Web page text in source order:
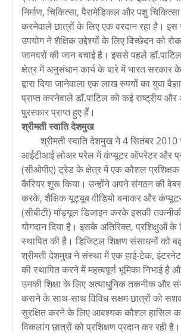
निर्माण, चिकित्सा, पैरामेडिकल और पशु
करनेवाले छात्रों के लिए एक वरदान रहा है।
उपयोग ने शैक्षिक उद्देश्यों के लिए विच्छेदन को
जानवरों की जान बचाई है। इससे पहले
क्षेत्र में अनुसंधान कार्य के बारे में भारत
द्वारा दिया जानेवाला एक लाख रुपयों का युवा
प्राप्त करनेवाले डॉ.पाटिल को कई राष्ट्रीय और
पुरस्कार प्राप्त हुए हैं।
श्रीमती स्वाति देशमुख
श्रीमती स्वाति देशमुख ने 4 सितंबर
आईटीआई लोअर परेल में कंप्यूटर ऑपरेटर और
(सीओपीए) ट्रेड के क्षेत्र में एक कौशल
कैरियर शुरू किया। उन्होंने अपने संगठन की
करके, शैक्षिक यूट्यूब वीडियो बनाकर और
(सीबीटी) मॉड्यूल डिजाइन करके इसकी
योगदान दिया है। इसके अतिरिक्त, प्रशिक्षुओं के
स्थापित की है। डिजिटल शिक्षण संसाधनों को
श्रीमती देशमुख ने संस्था में एक हाई-टेक,
की स्थापित करने में महत्वपूर्ण भूमिका निभाई है
उनकी शिक्षा के लिए अत्याधुनिक तकनीक और
कराने के साथ-साथ विविध सक्षम छात्रों को
सुरक्षित करने के लिए आवश्यक कौशल हासिल
विकलांग छात्रों को प्रशिक्षण प्रदान कर रही है।